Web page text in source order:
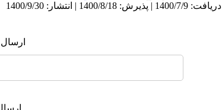
دریافت: 1400/7/9 | پذیرش: 1400/8/18 | انتشار: 1400/9/30